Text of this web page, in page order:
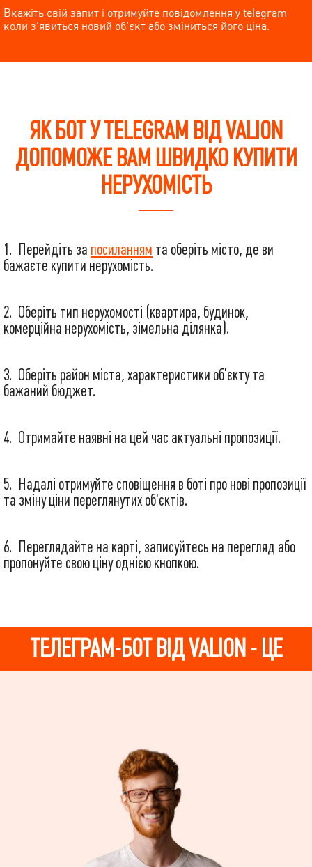
Вкажіть свій запит і отримуйте повідомлення у telegram
коли з'явиться новий об'єкт або зміниться його ціна.
ЯК БОТ У TELEGRAM ВІД VALION
ДОПОМОЖЕ ВАМ ШВИДКО КУПИТИ
НЕРУХОМІСТЬ
Перейдіть за посиланням та оберіть місто, де ви
бажаєте купити нерухомість.
Оберіть тип нерухомості (квартира, будинок,
комерційна нерухомість, зімельна ділянка).
Оберіть район міста, характеристики об'єкту та
бажаний бюджет.
Отримайте наявні на цей час актуальні пропозиції.
Надалі отримуйте сповіщення в боті про нові пропозиції
та зміну ціни переглянутих об'єктів.
Переглядайте на карті, записуйтесь на перегляд або
пропонуйте свою ціну однією кнопкою.
ТЕЛЕГРАМ-БОТ ВІД VALION - ЦЕ